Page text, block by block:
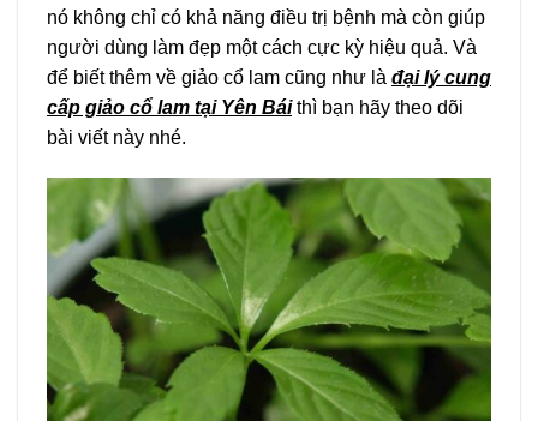
nó không chỉ có khả năng điều trị bệnh mà còn giúp
người dùng làm đẹp một cách cực kỳ hiệu quả. Và
để biết thêm về giảo cổ lam cũng như là đại lý cung
cấp giảo cổ lam tại Yên Báithì bạn hãy theo dõi
bài viết này nhé.